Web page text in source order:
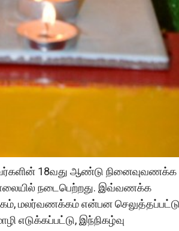
18வது ஆண்டு நினைவுவணக்க
நடைபெற்றது. இவ்வணக்க
மலர்வணக்கம் என்பன
எடுக்கப்பட்டு, இந்நிகழ்வு